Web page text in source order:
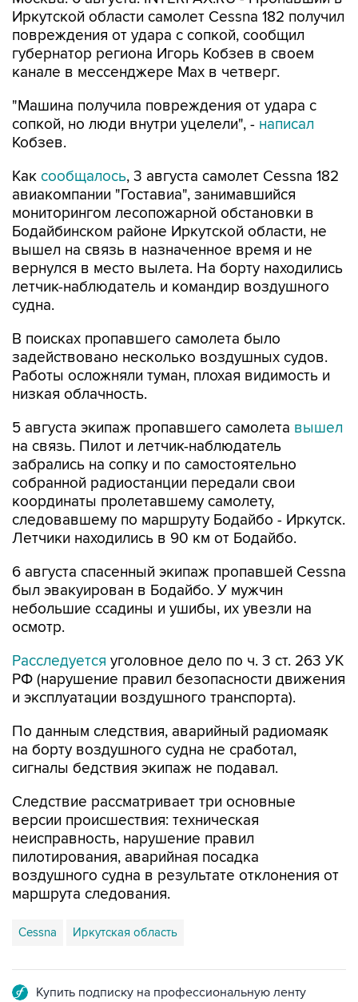
Иркутской области самолет Cessna 182 получил
повреждения от удара с сопкой, сообщил
губернатор региона Игорь Кобзев в своем
канале в мессенджере Мах в четверг.
"Машина получила повреждения от удара с
сопкой, но люди внутри уцелели", - написал
Кобзев.
Как сообщалось, 3 августа самолет Cessna 182
авиакомпании "Гоставиа", занимавшийся
мониторингом лесопожарной обстановки в
Бодайбинском районе Иркутской области, не
вышел на связь в назначенное время и не
вернулся в место вылета. На борту находились
летчик-наблюдатель и командир воздушного
судна.
В поисках пропавшего самолета было
задействовано несколько воздушных судов.
Работы осложняли туман, плохая видимость и
низкая облачность.
5 августа экипаж пропавшего самолета вышел
на связь. Пилот и летчик-наблюдатель
забрались на сопку и по самостоятельно
собранной радиостанции передали свои
координаты пролетавшему самолету,
следовавшему по маршруту Бодайбо - Иркутск.
Летчики находились в 90 км от Бодайбо.
6 августа спасенный экипаж пропавшей Cessna
был эвакуирован в Бодайбо. У мужчин
небольшие ссадины и ушибы, их увезли на
осмотр.
Расследуется уголовное дело по ч. 3 ст. 263 УК
РФ (нарушение правил безопасности движения
и эксплуатации воздушного транспорта).
По данным следствия, аварийный радиомаяк
на борту воздушного судна не сработал,
сигналы бедствия экипаж не подавал.
Следствие рассматривает три основные
версии происшествия: техническая
неисправность, нарушение правил
пилотирования, аварийная посадка
воздушного судна в результате отклонения от
маршрута следования.
Cessna Иркутская область
Купить подписку на профессиональную ленту